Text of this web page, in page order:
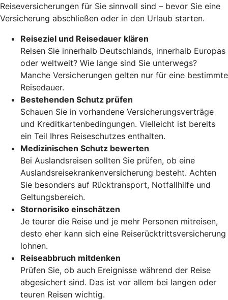
Reiseversicherungen für Sie sinnvoll sind – bevor Sie eine
Versicherung abschließen oder in den Urlaub starten.
Reiseziel und Reisedauer klären
Reisen Sie innerhalb Deutschlands, innerhalb Europas
oder weltweit? Wie lange sind Sie unterwegs?
Manche Versicherungen gelten nur für eine bestimmte
Reisedauer.
Bestehenden Schutz prüfen
Schauen Sie in vorhandene Versicherungsverträge
und Kreditkartenbedingungen. Vielleicht ist bereits
ein Teil Ihres Reiseschutzes enthalten.
Medizinischen Schutz bewerten
Bei Auslandsreisen sollten Sie prüfen, ob eine
Auslandsreisekrankenversicherung besteht. Achten
Sie besonders auf Rücktransport, Notfallhilfe und
Geltungsbereich.
Stornorisiko einschätzen
Je teurer die Reise und je mehr Personen mitreisen,
desto eher kann sich eine Reiserücktrittsversicherung
lohnen.
Reiseabbruch mitdenken
Prüfen Sie, ob auch Ereignisse während der Reise
abgesichert sind. Das ist vor allem bei langen oder
teuren Reisen wichtig.